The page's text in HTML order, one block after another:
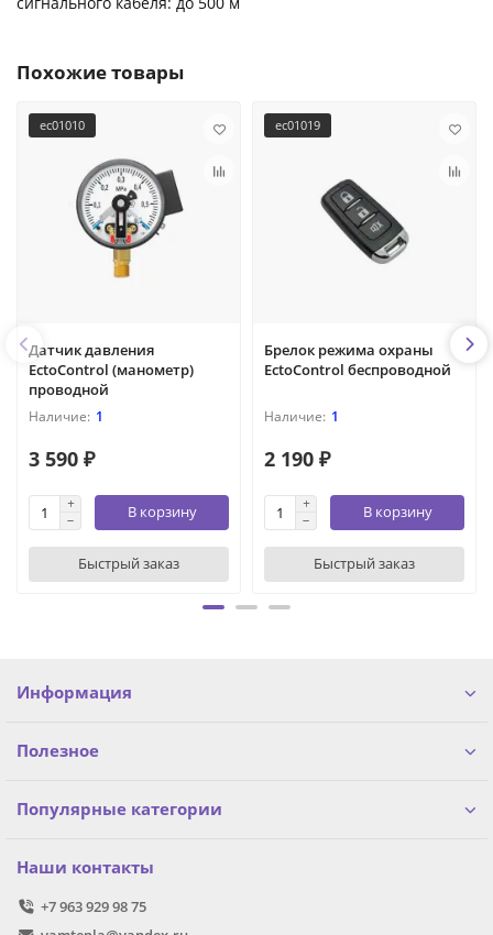
Похожие товары
ec01010
Датчик давления
EctoControl (манометр)
проводной
1
3 590 ₽
В корзину
Быстрый заказ
ec01019
Брелок режима охраны
EctoControl беспроводной
1
2 190 ₽
В корзину
Быстрый заказ
Информация
Полезное
Популярные категории
Наши контакты
+7 963 929 98 75